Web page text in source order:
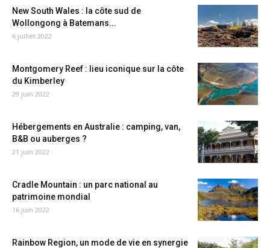
New South Wales : la côte sud de
Wollongong à Batemans...
6 juillet 2022
Montgomery Reef : lieu iconique sur la côte
du Kimberley
29 juin 2022
Hébergements en Australie : camping, van,
B&B ou auberges ?
21 juin 2022
Cradle Mountain : un parc national au
patrimoine mondial
16 juin 2022
Rainbow Region, un mode de vie en synergie